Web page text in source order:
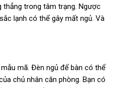
thẳng trong tâm trạng. Ngược
lạnh có thể gây mất ngủ. Và
mã. Đèn ngủ để bàn có thể
chủ nhân căn phòng. Bạn có